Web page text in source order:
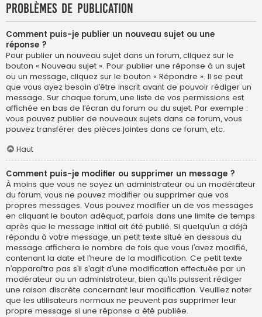
Problèmes de publication
Comment puis-je publier un nouveau sujet ou une
réponse ?
Pour publier un nouveau sujet dans un forum, cliquez sur le
bouton « Nouveau sujet ». Pour publier une réponse à un sujet
ou un message, cliquez sur le bouton « Répondre ». Il se peut
que vous ayez besoin d’être inscrit avant de pouvoir rédiger un
message. Sur chaque forum, une liste de vos permissions est
affichée en bas de l’écran du forum ou du sujet. Par exemple :
vous pouvez publier de nouveaux sujets dans ce forum, vous
pouvez transférer des pièces jointes dans ce forum, etc.
Haut
Comment puis-je modifier ou supprimer un message ?
À moins que vous ne soyez un administrateur ou un modérateur
du forum, vous ne pouvez modifier ou supprimer que vos
propres messages. Vous pouvez modifier un de vos messages
en cliquant le bouton adéquat, parfois dans une limite de temps
après que le message initial ait été publié. Si quelqu’un a déjà
répondu à votre message, un petit texte situé en dessous du
message affichera le nombre de fois que vous l’avez modifié,
contenant la date et l’heure de la modification. Ce petit texte
n’apparaîtra pas s’il s’agit d’une modification effectuée par un
modérateur ou un administrateur, bien qu’ils puissent rédiger
une raison discrète concernant leur modification. Veuillez noter
que les utilisateurs normaux ne peuvent pas supprimer leur
propre message si une réponse a été publiée.